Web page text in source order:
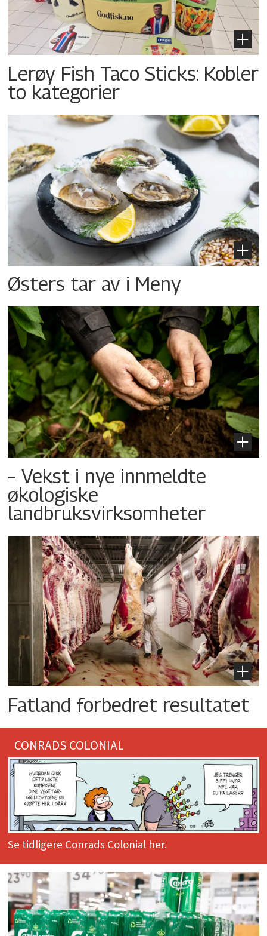
Lerøy Fish Taco Sticks: Kobler
to kategorier
Østers tar av i Meny
– Vekst i nye innmeldte
økologiske
landbruksvirksomheter
Fatland forbedret resultatet
CONRADS COLONIAL
Se tidligere Conrads Colonial her.